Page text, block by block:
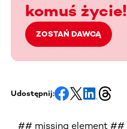
komuś życie!
ZOSTAŃ DAWCĄ
Udostępnij:
## missing element ##